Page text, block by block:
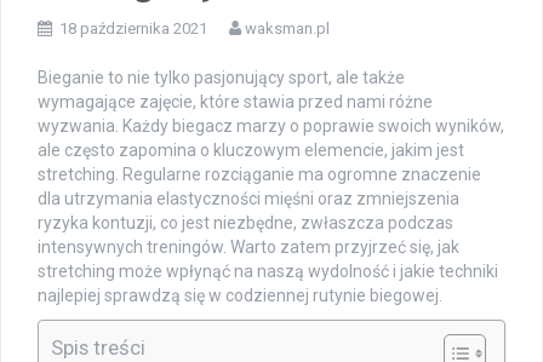
18 października 2021 waksman.pl
Bieganie to nie tylko pasjonujący sport, ale także
wymagające zajęcie, które stawia przed nami różne
wyzwania. Każdy biegacz marzy o poprawie swoich wyników,
ale często zapomina o kluczowym elemencie, jakim jest
stretching. Regularne rozciąganie ma ogromne znaczenie
dla utrzymania elastyczności mięśni oraz zmniejszenia
ryzyka kontuzji, co jest niezbędne, zwłaszcza podczas
intensywnych treningów. Warto zatem przyjrzeć się, jak
stretching może wpłynąć na naszą wydolność i jakie techniki
najlepiej sprawdzą się w codziennej rutynie biegowej.
Spis treści